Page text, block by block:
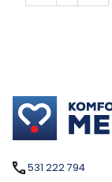
531 222 794